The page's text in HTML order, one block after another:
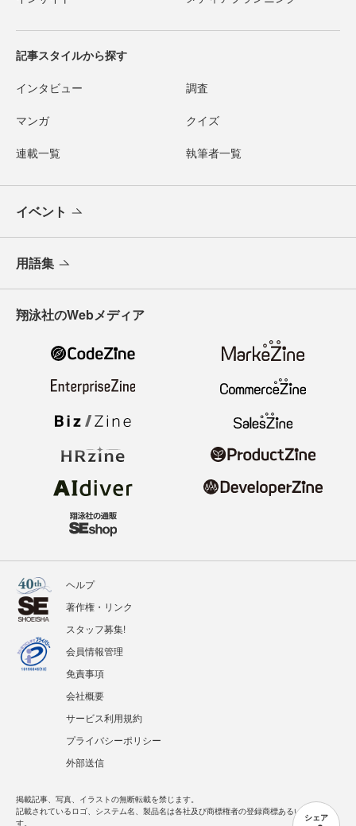
シェア
記事スタイルから探す
インタビュー 調査
マンガ クイズ
連載一覧 執筆者一覧
イベント
用語集
翔泳社のWebメディア
ヘルプ
著作権・リンク
スタッフ募集!
会員情報管理
免責事項
会社概要
サービス利用規約
プライバシーポリシー
外部送信
掲載記事、写真、イラストの無断転載を禁じます。
記載されているロゴ、システム名、製品名は各社及び商標権者の登録商標あるいは商標で
す。